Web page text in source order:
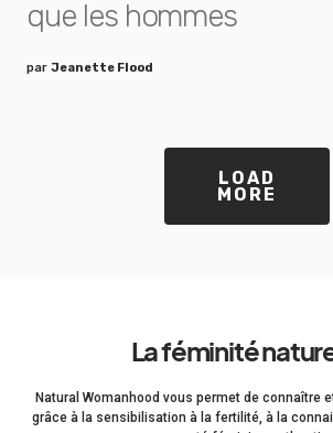
que les hommes
par Jeanette Flood
LOAD
MORE
La féminité
Natural Womanhood vous permet de connaître
grâce à la sensibilisation à la fertilité, à la